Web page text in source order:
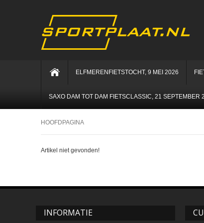
ELFMERENFIETSTOCHT, 9 MEI 2026
SAXO DAM TOT DAM FIETSCLASSIC, 21 SEPTEMBER
HOOFDPAGINA
Artikel niet gevonden!
INFORMATIE